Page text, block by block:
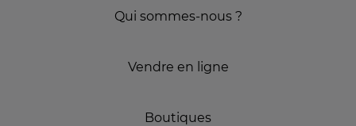
Qui sommes-nous ?
Vendre en ligne
Boutiques